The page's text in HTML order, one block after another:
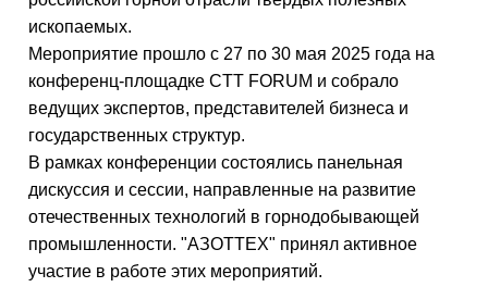
ископаемых.
Мероприятие прошло с 27 по 30 мая 2025 года на
конференц-площадке CTT FORUM и собрало
ведущих экспертов, представителей бизнеса и
государственных структур.
В рамках конференции состоялись панельная
дискуссия и сессии, направленные на развитие
отечественных технологий в горнодобывающей
промышленности. "АЗОТТЕХ" принял активное
участие в работе этих мероприятий.